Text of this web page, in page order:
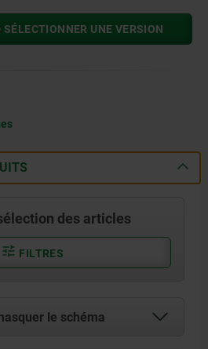
SÉLECTIONNER UNE VERSION
des articles
FILTRES
le schéma